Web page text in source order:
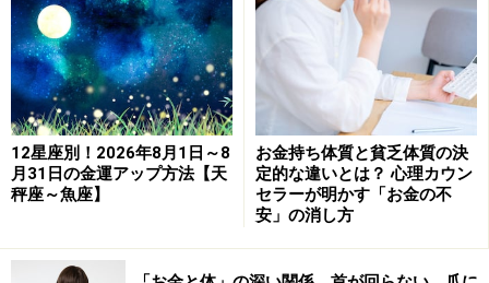
亥節（立冬、小雪）……酉、戌の日
子節（大雪、冬至）……亥、子の日
丑節（小寒、大寒）……卯、子の日
今年の一粒万倍日は以下の通り。
1月1、2、5、14、17、26、29日
2月8、13、20、25日
3月4、 5、12、17、24、29日
4月8、11、20、23日
12星座別！2026年8月1日～8
月31日の金運アップ方法【天
秤座～魚座】
お金持ち体質と貧乏体質の決
定的な違いとは？ 心理カウン
セラーが明かす「お金の不
安」の消し方